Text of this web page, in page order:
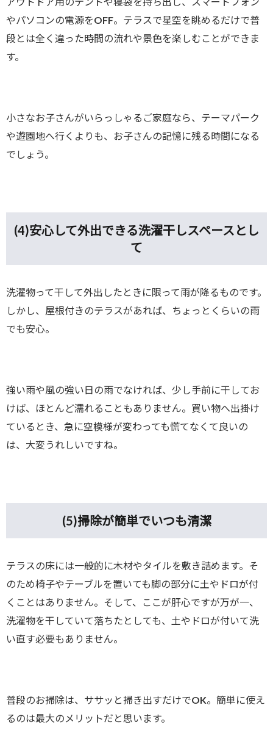
やパソコンの電源をOFF。テラスで星空を眺めるだけで普
段とは全く違った時間の流れや景色を楽しむことができま
す。
小さなお子さんがいらっしゃるご家庭なら、テーマパーク
や遊園地へ行くよりも、お子さんの記憶に残る時間になる
でしょう。
(4)安心して外出できる洗濯干しスペースとし
て
洗濯物って干して外出したときに限って雨が降るものです。
しかし、屋根付きのテラスがあれば、ちょっとくらいの雨
でも安心。
強い雨や風の強い日の雨でなければ、少し手前に干してお
けば、ほとんど濡れることもありません。買い物へ出掛け
ているとき、急に空模様が変わっても慌てなくて良いの
は、大変うれしいですね。
(5)掃除が簡単でいつも清潔
テラスの床には一般的に木材やタイルを敷き詰めます。そ
のため椅子やテーブルを置いても脚の部分に土やドロが付
くことはありません。そして、ここが肝心ですが万が一、
洗濯物を干していて落ちたとしても、土やドロが付いて洗
い直す必要もありません。
普段のお掃除は、ササッと掃き出すだけでOK。簡単に使え
るのは最大のメリットだと思います。